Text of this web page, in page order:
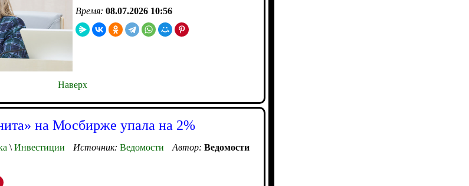
Время: 08.07.2026 10:56
Наверх
на Мосбирже упала на 2%
\ Инвестиции Источник: Ведомости Автор: Ведомости